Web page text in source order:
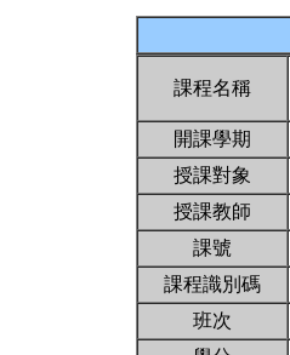
課程名稱
開課學期
授課對象
授課教師
課號
課程識別碼
班次